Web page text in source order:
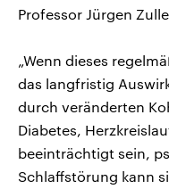
Professor Jürgen
„Wenn dieses
das langfristig
durch veränderten
Diabetes,
beeinträchtigt sein,
Schlaffstörung kann